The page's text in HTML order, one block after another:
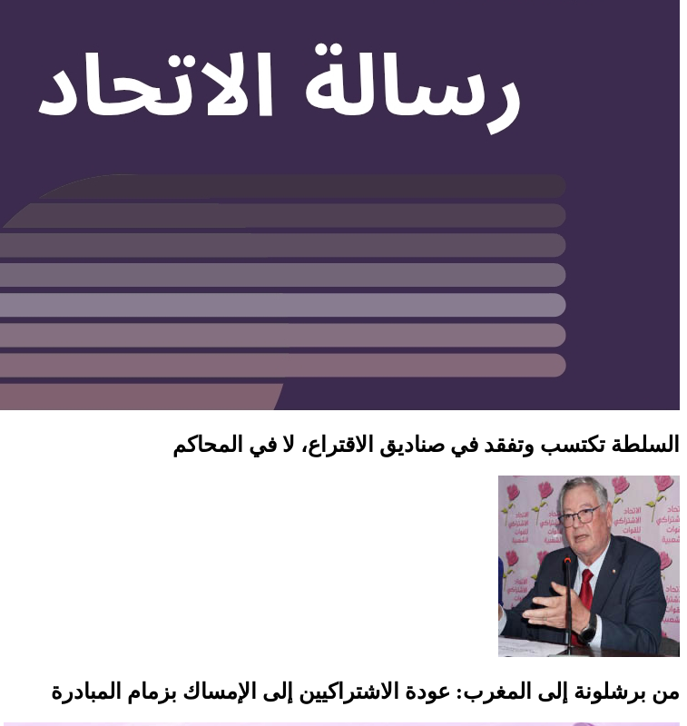
السلطة تكتسب وتفقد في صناديق الاقتراع، لا في المحاكم
من برشلونة إلى المغرب: عودة الاشتراكيين إلى الإمساك بزمام المبادرة